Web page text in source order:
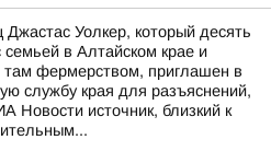
Джастас Уолкер, который десять
семьей в Алтайском крае и
там фермерством, приглашен в
службу края для разъяснений,
Новости источник, близкий к